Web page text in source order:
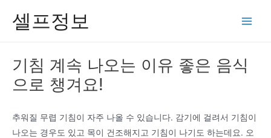
셀프정보
기침 계속 나오는 이유 좋은 음식
으로 챙겨요!
추워질 무렵 기침이 자주 나올 수 있습니다. 감기에 걸려서 기침이
나오는 경우도 있고 목이 건조해지고 기침이 나기도 하는데요. 오